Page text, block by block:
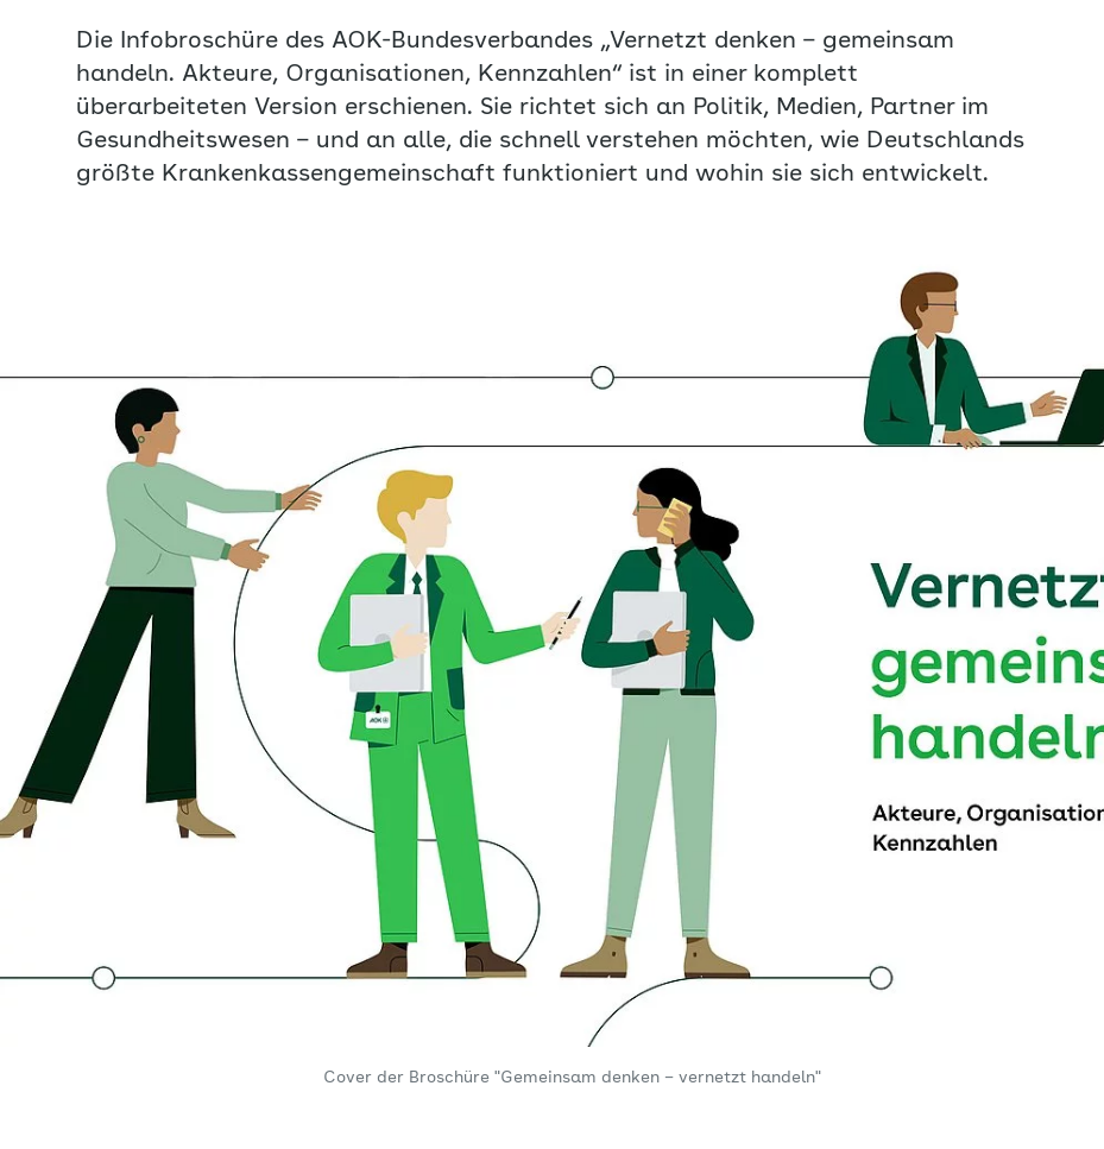
Die Infobroschüre des AOK-Bundesverbandes „Vernetzt denken – gemeinsam
handeln. Akteure, Organisationen, Kennzahlen“ ist in einer komplett
überarbeiteten Version erschienen. Sie richtet sich an Politik, Medien, Partner im
Gesundheitswesen – und an alle, die schnell verstehen möchten, wie Deutschlands
größte Krankenkassengemeinschaft funktioniert und wohin sie sich entwickelt.
Cover der Broschüre "Gemeinsam denken – vernetzt handeln"